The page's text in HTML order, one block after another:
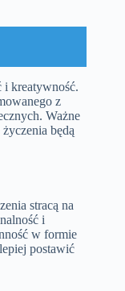
i kreatywność.
z
Ważne
będą
stracą na
i
w formie
postawić